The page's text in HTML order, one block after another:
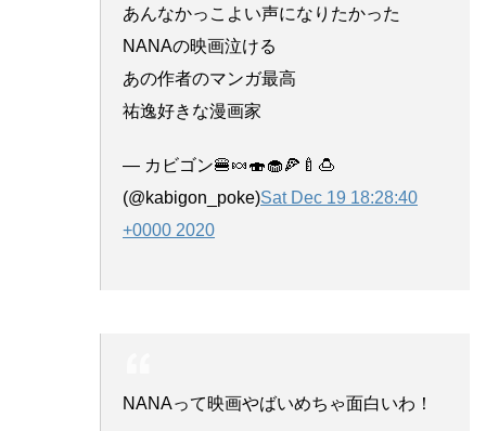
あんなかっこよい声になりたかった
NANAの映画泣ける
あの作者のマンガ最高
祐逸好きな漫画家
— カビゴン🍔🍬🍣🧁🍕🍼🍮
(@kabigon_poke)Sat Dec 19 18:28:40
+0000 2020
NANAって映画やばいめちゃ面白いわ！